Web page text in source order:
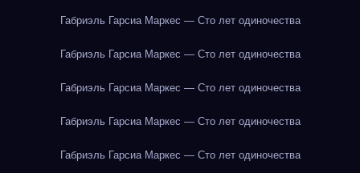
Габриэль Гарсиа Маркес — Сто лет одиночества
Габриэль Гарсиа Маркес — Сто лет одиночества
Габриэль Гарсиа Маркес — Сто лет одиночества
Габриэль Гарсиа Маркес — Сто лет одиночества
Габриэль Гарсиа Маркес — Сто лет одиночества